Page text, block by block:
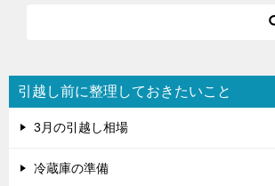
ョ
ン
引越し前に整理しておきたいこと
3月の引越し相場
冷蔵庫の準備